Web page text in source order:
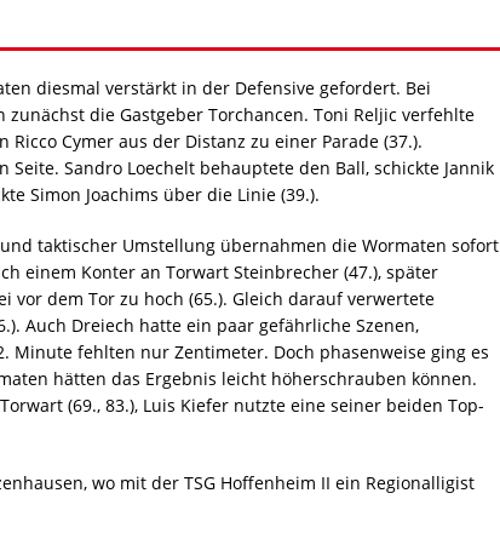
diesmal verstärkt in der Defensive gefordert. Bei
die Gastgeber Torchancen. Toni Reljic verfehlte
Cymer aus der Distanz zu einer Parade (37.).
Sandro Loechelt behauptete den Ball, schickte Jannik
Simon Joachims über die Linie (39.).
taktischer Umstellung übernahmen die Wormaten sofort
einem Konter an Torwart Steinbrecher (47.), später
vor dem Tor zu hoch (65.). Gleich darauf verwertete
Auch Dreiech hatte ein paar gefährliche Szenen,
Minute fehlten nur Zentimeter. Doch phasenweise ging es
hätten das Ergebnis leicht höherschrauben können.
(69., 83.), Luis Kiefer nutzte eine seiner beiden Top-
wo mit der TSG Hoffenheim II ein Regionalligist